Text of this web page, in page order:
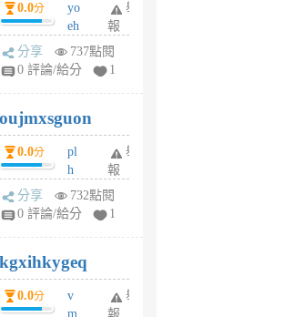
m
v
A
V
個
月
前
0.0分
yo
eh
ld
gy
個
月
前
舉
報
分享
737點閱
0 評論/給分
1
oujmxsguon
0.0分
pl
h
wi
w
6
個
月
舉
報
分享
732點閱
0 評論/給分
1
kgxihkygeq
0.0分
v
m
舉
報